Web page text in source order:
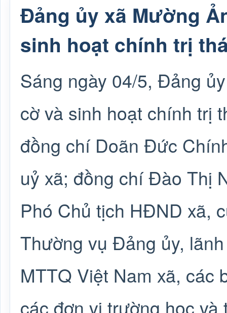
Đảng ủy xã Mường
sinh hoạt chính trị
Sáng ngày 04/5, Đảng
cờ và sinh hoạt chính trị
đồng chí Doãn Đức
uỷ xã; đồng chí Đào Thị
Phó Chủ tịch HĐND xã,
Thường vụ Đảng ủy,
MTTQ Việt Nam xã, các
các đơn vị trường học